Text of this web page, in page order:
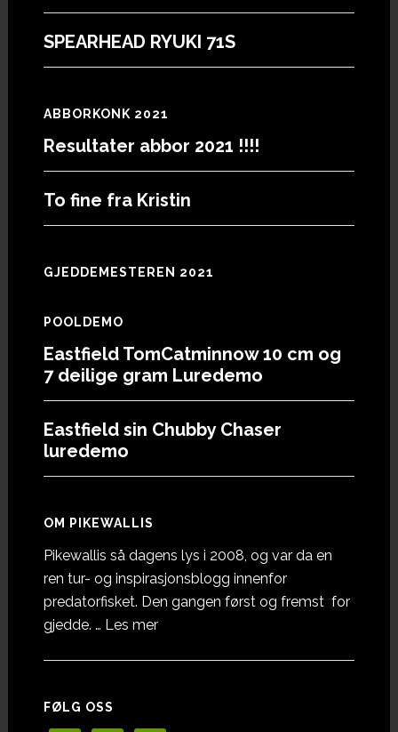
SPEARHEAD RYUKI 71S
ABBORKONK 2021
Resultater abbor 2021 !!!!
To fine fra Kristin
GJEDDEMESTEREN 2021
POOLDEMO
Eastfield TomCatminnow 10 cm og
7 deilige gram Luredemo
Eastfield sin Chubby Chaser
luredemo
OM PIKEWALLIS
Pikewallis så dagens lys i 2008, og var da en
ren tur- og inspirasjonsblogg innenfor
predatorfisket. Den gangen først og fremst for
gjedde. … Les meromOm
FØLG OSS